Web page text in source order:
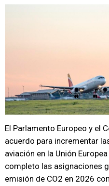
El Parlamento Europeo y el
acuerdo para incrementar
aviación en la Unión
completo las asignaciones
emisión de CO2 en 2026